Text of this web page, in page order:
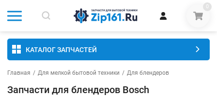
0
КАТАЛОГ ЗАПЧАСТЕЙ
Главная / Для мелкой бытовой техники / Для блендеров
Запчасти для блендеров Bosch